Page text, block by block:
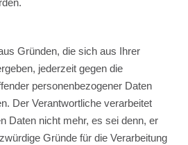
Gründen, die sich aus Ihrer
jederzeit gegen die
personenbezogener Daten
Der Verantwortliche verarbeitet
Daten nicht mehr, es sei denn, er
Gründe für die Verarbeitung